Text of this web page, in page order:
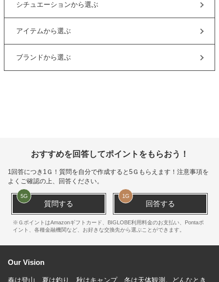
シチュエーションから選ぶ
アイテムから選ぶ
ブランドから選ぶ
おすすめを回答してポイントをもらおう！
1回答につき 1Ｇ ！質問を自分で作成すると 5Ｇ もらえます！注意事項を
よくご確認の上、回答ください。
5G
質問する
1G
回答する
※ＧポイントはAmazonギフトカード、BIGLOBE利用料金のお支払い、Pontaポ
イント、各種金融機関など、お好きな交換先から選ぶことができます。
Our Vision
春は登山、夏は釣り、秋はキャンプ、冬は天体観測。どんなとき